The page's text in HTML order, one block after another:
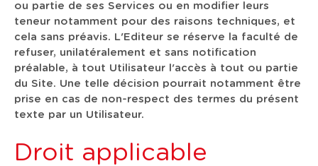
ou partie de ses Services ou en modifier leurs
teneur notamment pour des raisons techniques, et
cela sans préavis. L'Editeur se réserve la faculté de
refuser, unilatéralement et sans notification
préalable, à tout Utilisateur l'accès à tout ou partie
du Site. Une telle décision pourrait notamment être
prise en cas de non-respect des termes du présent
texte par un Utilisateur.
Droit applicable